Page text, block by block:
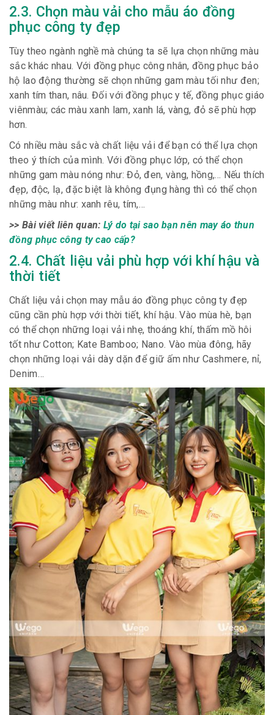
2.3. Chọn màu vải cho mẫu áo đồng
phục công ty đẹp
Tùy theo ngành nghề mà chúng ta sẽ lựa chọn những màu
sắc khác nhau. Với đồng phục công nhân, đồng phục bảo
hộ lao động thường sẽ chọn những gam màu tối như đen;
xanh tím than, nâu. Đối với đồng phục y tế, đồng phục giáo
viênmàu; các màu xanh lam, xanh lá, vàng, đỏ sẽ phù hợp
hơn.
Có nhiều màu sắc và chất liệu vải để bạn có thể lựa chọn
theo ý thích của mình. Với đồng phục lớp, có thể chọn
những gam màu nóng như: Đỏ, đen, vàng, hồng,… Nếu thích
đẹp, độc, lạ, đặc biệt là không đụng hàng thì có thể chọn
những màu như: xanh rêu, tím,…
>> Bài viết liên quan: Lý do tại sao bạn nên may áo thun
đồng phục công ty cao cấp?
2.4. Chất liệu vải phù hợp với khí hậu và
thời tiết
Chất liệu vải chọn may mẫu áo đồng phục công ty đẹp
cũng cần phù hợp với thời tiết, khí hậu. Vào mùa hè, bạn
có thể chọn những loại vải nhẹ, thoáng khí, thấm mồ hôi
tốt như Cotton; Kate Bamboo; Nano. Vào mùa đông, hãy
chọn những loại vải dày dặn để giữ ấm như Cashmere, nỉ,
Denim…